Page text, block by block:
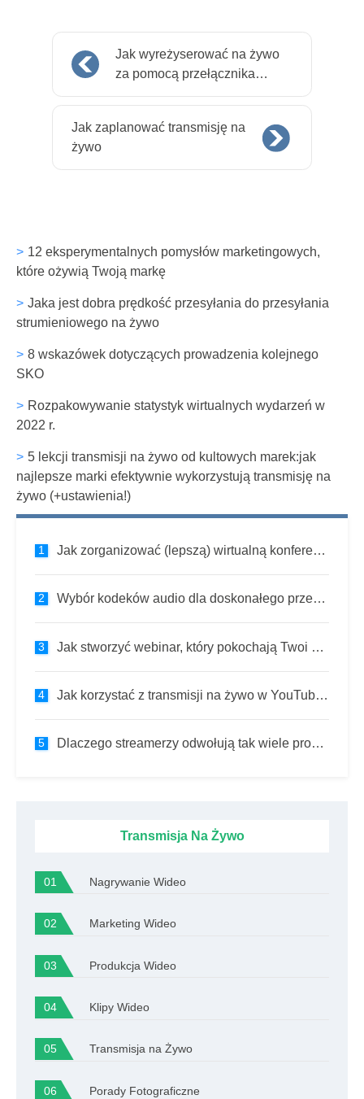
Jak wyreżyserować na żywo
za pomocą przełącznika
wideo
Jak zaplanować transmisję na
żywo
12 eksperymentalnych pomysłów marketingowych,
które ożywią Twoją markę
Jaka jest dobra prędkość przesyłania do przesyłania
strumieniowego na żywo
8 wskazówek dotyczących prowadzenia kolejnego
SKO
Rozpakowywanie statystyk wirtualnych wydarzeń w
2022 r.
5 lekcji transmisji na żywo od kultowych marek:jak
najlepsze marki efektywnie wykorzystują transmisję na
żywo (+ustawienia!)
Jak zorganizować (lepszą) wirtualną konferencję?
Wybór kodeków audio dla doskonałego przesyłania strumieniowego wideo i nagrywania na żywo
Jak stworzyć webinar, który pokochają Twoi widzowie (6 prostych kroków)
Jak korzystać z transmisji na żywo w YouTube do zdalnej nauki i wirtualnych wydarzeń
Dlaczego streamerzy odwołują tak wiele programów?
Transmisja Na Żywo
Nagrywanie Wideo
Marketing Wideo
Produkcja Wideo
Klipy Wideo
Transmisja na Żywo
Porady Fotograficzne